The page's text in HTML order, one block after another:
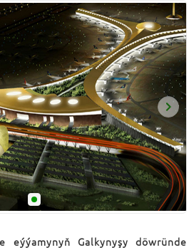
eýýamynyň Galkynyşy döwründe